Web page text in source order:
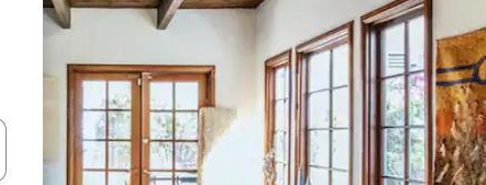
usando as seta para cima e para baixo do teclado ou tocando e